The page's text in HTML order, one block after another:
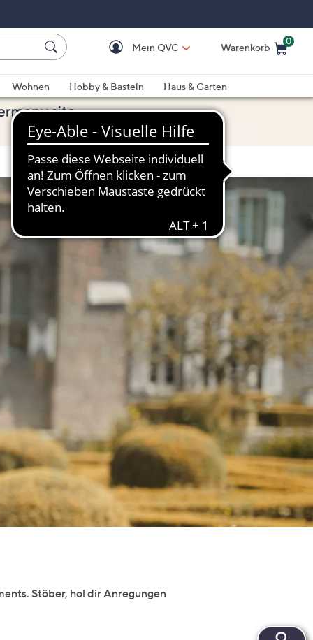
Mein QVC Warenkorb
0
Wohnen Hobby & Basteln
Haus & Garten
Stöber, hol dir Anregungen